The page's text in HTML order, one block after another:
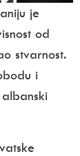
je
od
stvarnost.
i
albanski